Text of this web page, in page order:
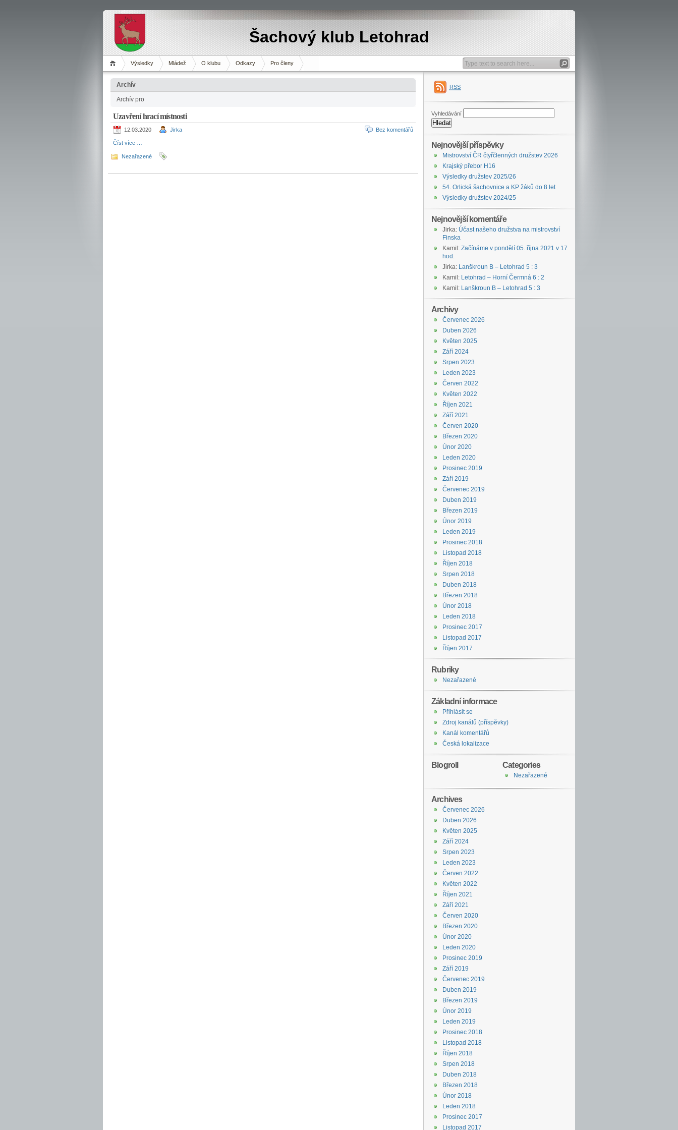
Šachový klub Letohrad
Výsledky Mládež O klubu Odkazy Pro členy
Archív
Archív pro
Uzavření hrací místnosti
12.03.2020 Jirka Bez komentářů
Číst více …
Nezařazené
RSS
Vyhledávání
Nejnovější příspěvky
Mistrovství ČR čtyřčlenných družstev 2026
Krajský přebor H16
Výsledky družstev 2025/26
54. Orlická šachovnice a KP žáků do 8 let
Výsledky družstev 2024/25
Nejnovější komentáře
Jirka: Účast našeho družstva na mistrovství
Finska
Kamil : Začínáme v pondělí 05. října 2021 v 17
hod.
Jirka: Lanškroun B – Letohrad 5 : 3
Kamil : Letohrad – Horní Čermná 6 : 2
Kamil : Lanškroun B – Letohrad 5 : 3
Archivy
Červenec 2026
Duben 2026
Květen 2025
Září 2024
Srpen 2023
Leden 2023
Červen 2022
Květen 2022
Říjen 2021
Září 2021
Červen 2020
Březen 2020
Únor 2020
Leden 2020
Prosinec 2019
Září 2019
Červenec 2019
Duben 2019
Březen 2019
Únor 2019
Leden 2019
Prosinec 2018
Listopad 2018
Říjen 2018
Srpen 2018
Duben 2018
Březen 2018
Únor 2018
Leden 2018
Prosinec 2017
Listopad 2017
Říjen 2017
Rubriky
Nezařazené
Základní informace
Přihlásit se
Zdroj kanálů (příspěvky)
Kanál komentářů
Česká lokalizace
Categories
Nezařazené
Blogroll
Archives
Červenec 2026
Duben 2026
Květen 2025
Září 2024
Srpen 2023
Leden 2023
Červen 2022
Květen 2022
Říjen 2021
Září 2021
Červen 2020
Březen 2020
Únor 2020
Leden 2020
Prosinec 2019
Září 2019
Červenec 2019
Duben 2019
Březen 2019
Únor 2019
Leden 2019
Prosinec 2018
Listopad 2018
Říjen 2018
Srpen 2018
Duben 2018
Březen 2018
Únor 2018
Leden 2018
Prosinec 2017
Listopad 2017